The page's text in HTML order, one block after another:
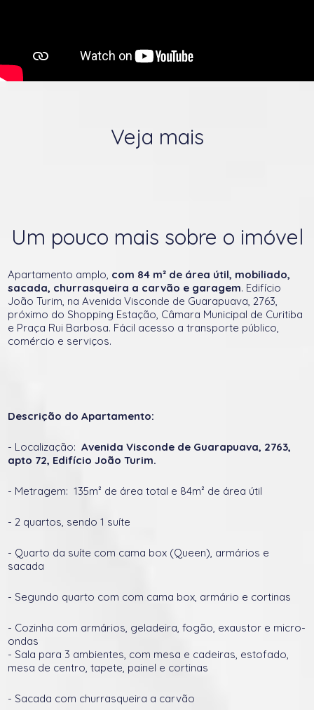
Veja mais
Um pouco mais sobre o imóvel
Apartamento amplo, com 84 m² de área útil, mobiliado,
sacada, churrasqueira a carvão e garagem. Edifício
João Turim, na Avenida Visconde de Guarapuava, 2763,
próximo do Shopping Estação, Câmara Municipal de Curitiba
e Praça Rui Barbosa. Fácil acesso a transporte público,
comércio e serviços.
Descrição do Apartamento:
- Localização: Avenida Visconde de Guarapuava, 2763,
apto 72, Edifício João Turim.
- Metragem: 135m² de área total e 84m² de área útil
- 2 quartos, sendo 1 suíte
- Quarto da suíte com cama box (Queen), armários e
sacada
- Segundo quarto com com cama box, armário e cortinas
- Cozinha com armários, geladeira, fogão, exaustor e micro-
ondas
- Sala para 3 ambientes, com mesa e cadeiras, estofado,
mesa de centro, tapete, painel e cortinas
- Sacada com churrasqueira a carvão